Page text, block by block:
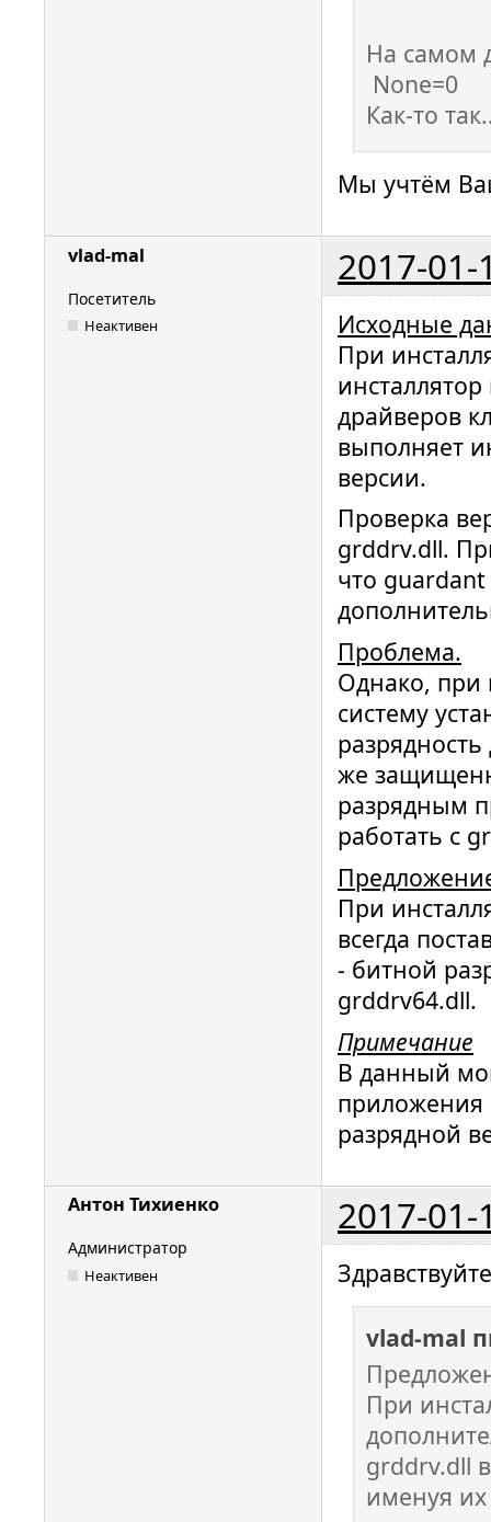
На самом
None=0
Как-то
Мы учтём
vlad-mal 2017-01-
Посетитель
Неактивен
Исходные
При
драйверов
выполняет
версии.
Проверка
grddrv.dll.
что
Проблема.
Однако, при
систему
же
разрядным
работать с
При
всегда
- битной
grddrv64.dll.
Примечание
В данный
приложения
разрядной
Антон Тихиенко 2017-01-
Администратор
Неактивен
vlad-mal
При
grddrv.dll
именуя